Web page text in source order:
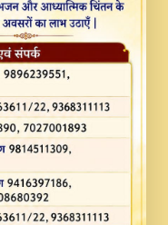
KALER
SONG 2017
Pad - A
Ji
Devotional